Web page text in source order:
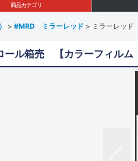
商品カテゴリ
> #MRD ミラーレッド > ミラーレッ
ール箱売 【カラーフィル